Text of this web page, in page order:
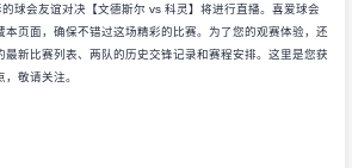
球会友谊对决【文德斯尔 vs 科灵】将进行直播。喜爱球会
页面，确保不错过这场精彩的比赛。为了您的观赛体验，还
新比赛列表、两队的历史交锋记录和赛程安排。这里是您获
敬请关注。